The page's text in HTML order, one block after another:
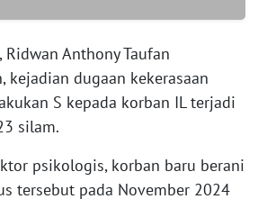
Ridwan Anthony Taufan
kejadian dugaan kekerasaan
S kepada korban IL terjadi
silam.
psikologis, korban baru berani
tersebut pada November 2024